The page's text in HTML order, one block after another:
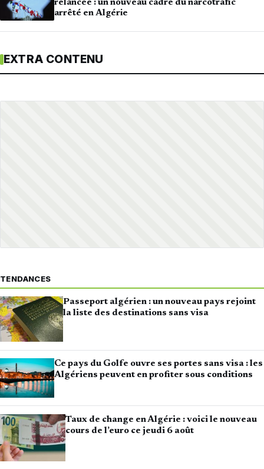
relancée : un nouveau cadre du narcotrafic
arrêté en Algérie
EXTRA CONTENU
TENDANCES
Passeport algérien : un nouveau pays rejoint
la liste des destinations sans visa
Ce pays du Golfe ouvre ses portes sans visa : les
Algériens peuvent en profiter sous conditions
Taux de change en Algérie : voici le nouveau
cours de l’euro ce jeudi 6 août